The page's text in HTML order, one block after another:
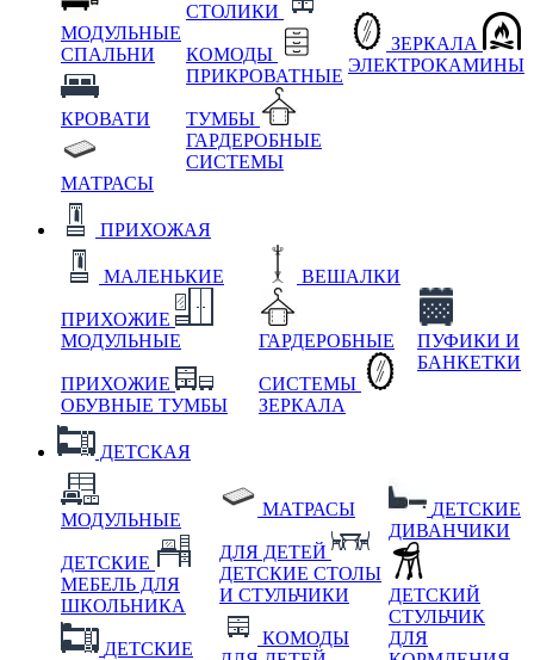
МОДУЛЬНЫЕ
СПАЛЬНИ
КРОВАТИ
МАТРАСЫ
СТОЛИКИ
КОМОДЫ
ПРИКРОВАТНЫЕ
ТУМБЫ
ГАРДЕРОБНЫЕ
СИСТЕМЫ
ЗЕРКАЛА
ЭЛЕКТРОКАМИНЫ
ПРИХОЖАЯ
МАЛЕНЬКИЕ
ПРИХОЖИЕ
МОДУЛЬНЫЕ
ПРИХОЖИЕ
ОБУВНЫЕ ТУМБЫ
ВЕШАЛКИ
ГАРДЕРОБНЫЕ
СИСТЕМЫ
ЗЕРКАЛА
ПУФИКИ И
БАНКЕТКИ
ДЕТСКАЯ
МОДУЛЬНЫЕ
ДЕТСКИЕ
МЕБЕЛЬ ДЛЯ
ШКОЛЬНИКА
ДЕТСКИЕ
МАТРАСЫ
ДЛЯ ДЕТЕЙ
ДЕТСКИЕ СТОЛЫ
И СТУЛЬЧИКИ
КОМОДЫ
ДЕТСКИЕ
ДИВАНЧИКИ
ДЕТСКИЙ
СТУЛЬЧИК
ДЛЯ